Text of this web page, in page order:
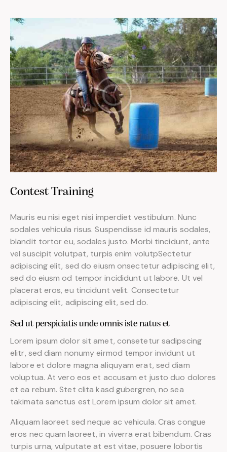
Contest Training
Mauris eu nisi eget nisi imperdiet vestibulum. Nunc
sodales vehicula risus. Suspendisse id mauris sodales,
blandit tortor eu, sodales justo. Morbi tincidunt, ante
vel suscipit volutpat, turpis enim volutpSectetur
adipiscing elit, sed do eiusm onsectetur adipiscing elit,
sed do eiusm od tempor incididunt ut labore. Ut vel
placerat eros, eu tincidunt velit. Consectetur
adipiscing elit, adipiscing elit, sed do.
Sed ut perspiciatis unde omnis iste natus et
Lorem ipsum dolor sit amet, consetetur sadipscing
elitr, sed diam nonumy eirmod tempor invidunt ut
labore et dolore magna aliquyam erat, sed diam
voluptua. At vero eos et accusam et justo duo dolores
et ea rebum. Stet clita kasd gubergren, no sea
takimata sanctus est Lorem ipsum dolor sit amet.
Aliquam laoreet sed neque ac vehicula. Cras congue
eros nec quam laoreet, in viverra erat bibendum. Cras
turpis urna, vulputate at est vitae, posuere lobortis